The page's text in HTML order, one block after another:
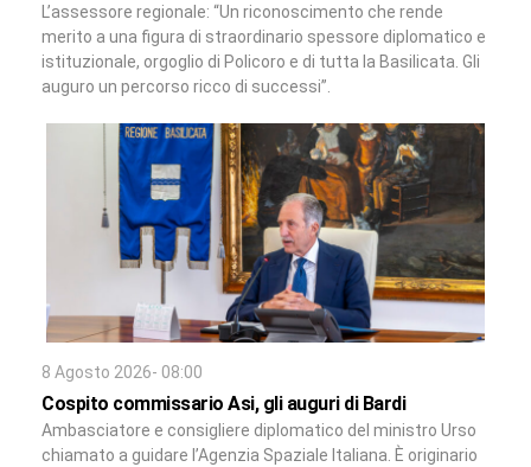
L’assessore regionale: “Un riconoscimento che rende
merito a una figura di straordinario spessore diplomatico e
istituzionale, orgoglio di Policoro e di tutta la Basilicata. Gli
auguro un percorso ricco di successi”.
8 Agosto 2026- 08:00
Cospito commissario Asi, gli auguri di Bardi
Ambasciatore e consigliere diplomatico del ministro Urso
chiamato a guidare l’Agenzia Spaziale Italiana. È originario